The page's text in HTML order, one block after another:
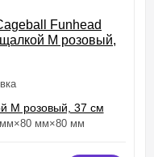
Funhead
M розовый,
мм×80 мм